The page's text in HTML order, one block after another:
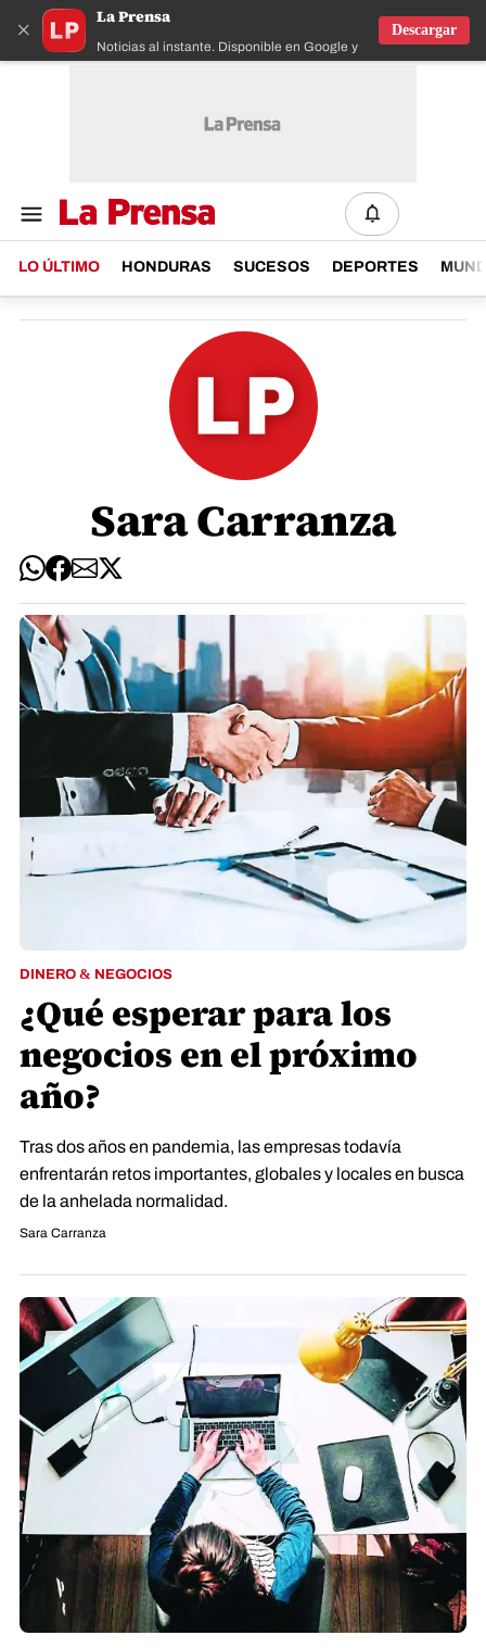
×
La Prensa
Noticias al instante. Disponible en Google y IOS
Descargar
LO ÚLTIMO HONDURAS SUCESOS DEPORTES
Sara Carranza
DINERO & NEGOCIOS
¿Qué esperar para los
negocios en el próximo
año?
Tras dos años en pandemia, las empresas todavía
enfrentarán retos importantes, globales y locales en busca
de la anhelada normalidad.
Sara Carranza